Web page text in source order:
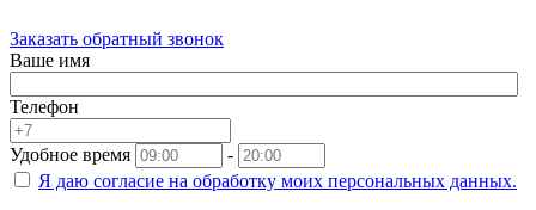
Заказать обратный звонок
Ваше имя
Телефон
Удобное время
-
Я даю согласие на обработку моих персональных данных.